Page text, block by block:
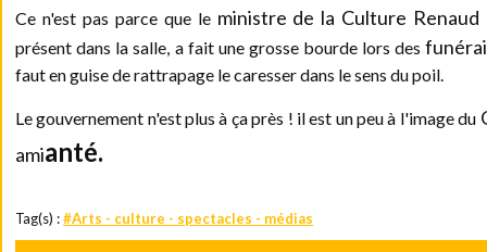
Ce n'est pas parce que le ministre de la Culture
présent dans la salle, a fait une grosse bourde lors des
faut en guise de rattrapage le caresser dans le sens du poil.
Le gouvernement n'est plus à ça près ! il est un peu à l'image du
amianté.
Tag(s) :#Arts - culture - spectacles - médias